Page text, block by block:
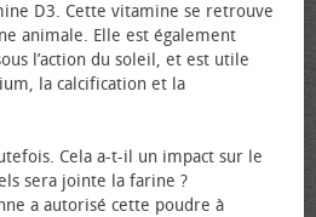
D3. Cette vitamine se retrouve
animale. Elle est également
l’action du soleil, et est utile
la calcification et la
Cela a-t-il un impact sur le
sera jointe la farine ?
a autorisé cette poudre à